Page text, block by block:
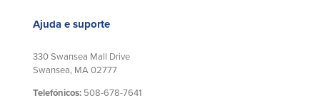
Ajuda e suporte
330 Swansea Mall Drive
Swansea, MA 02777
Telefónicos: 508-678-7641